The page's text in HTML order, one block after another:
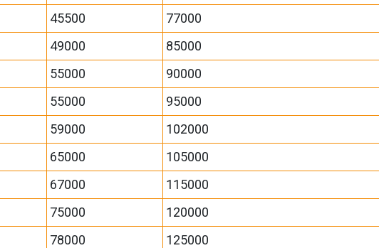
45500 77000
49000 85000
55000 90000
55000 95000
59000 102000
65000 105000
67000 115000
75000 120000
78000 125000